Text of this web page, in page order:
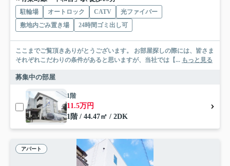
駐輪場 オートロック CATV
光ファイバー
敷地内ごみ置き場
24時間ゴミ出し可
ここまでご覧頂きありがとうございます。 お部屋探しの際には、皆さま
それぞれこだわりの条件があると思いますが、当社では【... もっと見る
募集中の部屋
1階
11.5万円
1階 / 44.47㎡ / 2DK
アパート